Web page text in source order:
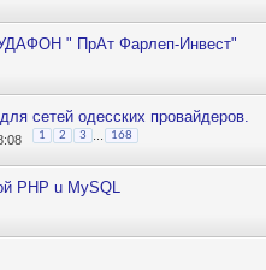
" ПрАт Фарлеп-Инвест"
сетей одесских провайдеров.
1 2 3 168
PHP u MySQL